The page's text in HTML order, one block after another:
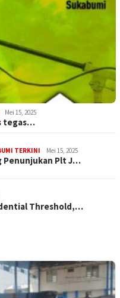
Mei 15, 2025
tegas…
TERKINI Mei 15, 2025
Penunjukan Plt J…
Threshold,…